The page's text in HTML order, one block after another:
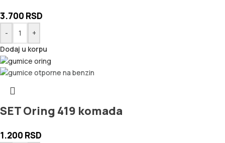
3.700 RSD
-
+
Dodaj u korpu
SET Oring 419 komada
1.200 RSD